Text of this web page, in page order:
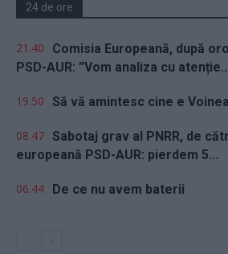
24 de ore
21.40
Comisia Europeană, după
PSD-AUR: ”Vom analiza cu
19.50 Să vă amintesc cine e
08.47 Sabotaj grav al PNRR, de
europeană PSD-AUR: pierdem 5...
06.44 De ce nu avem baterii